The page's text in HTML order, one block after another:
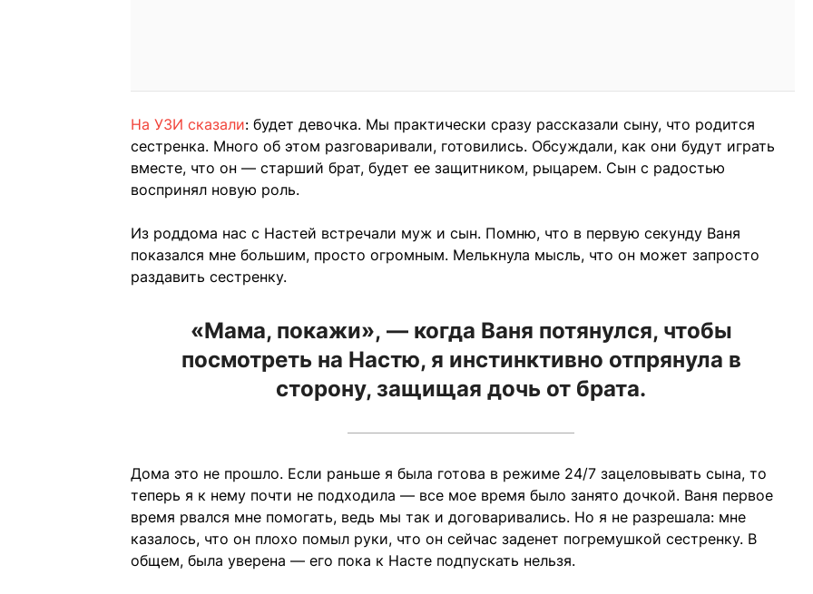
На УЗИ сказали: будет девочка. Мы практически сразу рассказали сыну, что родится
сестренка. Много об этом разговаривали, готовились. Обсуждали, как они будут играть
вместе, что он — старший брат, будет ее защитником, рыцарем. Сын с радостью
воспринял новую роль.
Из роддома нас с Настей встречали муж и сын. Помню, что в первую секунду Ваня
показался мне большим, просто огромным. Мелькнула мысль, что он может запросто
раздавить сестренку.
«Мама, покажи», — когда Ваня потянулся, чтобы
посмотреть на Настю, я инстинктивно отпрянула в
сторону, защищая дочь от брата.
Дома это не прошло. Если раньше я была готова в режиме 24/7 зацеловывать сына, то
теперь я к нему почти не подходила — все мое время было занято дочкой. Ваня первое
время рвался мне помогать, ведь мы так и договаривались. Но я не разрешала: мне
казалось, что он плохо помыл руки, что он сейчас заденет погремушкой сестренку. В
общем, была уверена — его пока к Насте подпускать нельзя.